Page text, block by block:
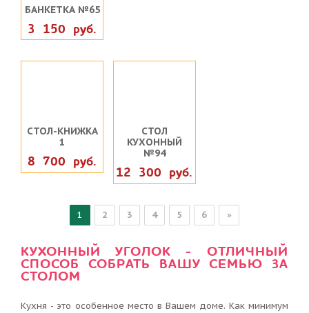
БАНКЕТКА №65
3 150 руб.
СТОЛ-КНИЖКА
1
8 700 руб.
СТОЛ
КУХОННЫЙ
№94
12 300 руб.
1 2 3 4 5 6 »
КУХОННЫЙ УГОЛОК - ОТЛИЧНЫЙ
СПОСОБ СОБРАТЬ ВАШУ СЕМЬЮ ЗА
СТОЛОМ
Кухня - это особенное место в Вашем доме. Как минимум